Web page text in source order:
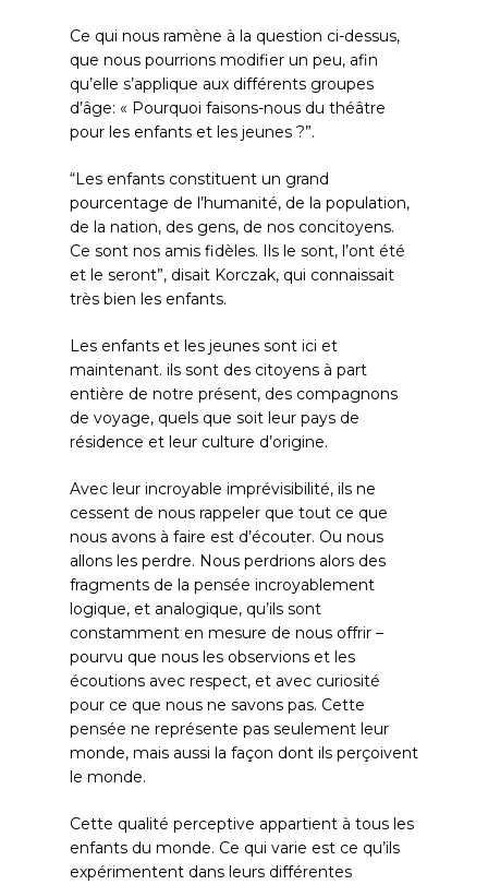
Ce qui nous ramène à la question ci-dessus,
que nous pourrions modifier un peu, afin
qu’elle s’applique aux différents groupes
d’âge: « Pourquoi faisons-nous du théâtre
pour les enfants et les jeunes ?”.
“Les enfants constituent un grand
pourcentage de l’humanité, de la population,
de la nation, des gens, de nos concitoyens.
Ce sont nos amis fidèles. Ils le sont, l’ont été
et le seront”, disait Korczak, qui connaissait
très bien les enfants.
Les enfants et les jeunes sont ici et
maintenant. ils sont des citoyens à part
entière de notre présent, des compagnons
de voyage, quels que soit leur pays de
résidence et leur culture d’origine.
Avec leur incroyable imprévisibilité, ils ne
cessent de nous rappeler que tout ce que
nous avons à faire est d’écouter. Ou nous
allons les perdre. Nous perdrions alors des
fragments de la pensée incroyablement
logique, et analogique, qu’ils sont
constamment en mesure de nous offrir –
pourvu que nous les observions et les
écoutions avec respect, et avec curiosité
pour ce que nous ne savons pas. Cette
pensée ne représente pas seulement leur
monde, mais aussi la façon dont ils perçoivent
le monde.
Cette qualité perceptive appartient à tous les
enfants du monde. Ce qui varie est ce qu’ils
expérimentent dans leurs différentes